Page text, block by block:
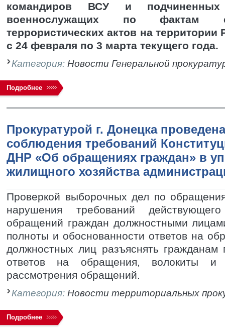
командиров ВСУ и
военнослужащих по фактам
террористических актов на территории
с 24 февраля по 3 марта текущего года.
Категория: Новости Генеральной
Подробнее
Прокуратурой г. Донецка
соблюдения требований
ДНР «Об обращениях граждан» в
жилищного хозяйства
Проверкой выборочных дел по
нарушения требований
обращений граждан должностными
полноты и обоснованности ответов на
должностных лиц разъяснять гражданам
ответов на обращения, волокиты и
рассмотрения обращений.
Категория: Новости территориальных
Подробнее